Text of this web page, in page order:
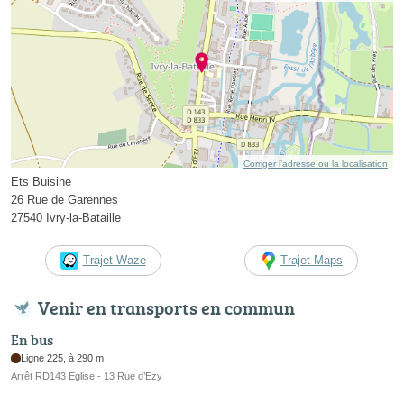
Corriger l’adresse ou la localisation
Ets Buisine
26 Rue de Garennes
27540 Ivry-la-Bataille
Trajet Waze Trajet Maps
Venir en transports en commun
En bus
Ligne 225, à 290 m
Arrêt RD143 Eglise - 13 Rue d’Ezy